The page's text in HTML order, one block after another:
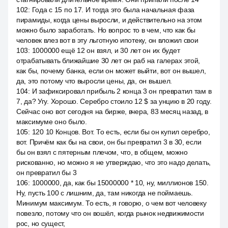
102: Года с 15 по 17. И тогда это была начальная фаза
пирамиды, когда цены выросли, и действительно на этом
можно было заработать. Но вопрос то в чем, что как бы
человек влез вот в эту льготную ипотеку, он вложил свои
103: 1000000 ещё 12 он взял, и 30 лет он их будет
отрабатывать ближайшие 30 лет он раб на галерах этой,
как бы, почему банка, если он может выйти, вот он вышел,
да, это потому что выросли цены, да, он вышел.
104: И зафиксировал прибыль 2 конца 3 он превратил там в
7, да? Угу. Хорошо. Серебро стоило 12 $ за унцию в 20 году.
Сейчас оно вот сегодня на бирже, вчера, 83 месяц назад, в
максимуме оно было.
105: 120 10 Концов. Вот. То есть, если бы он купил серебро,
вот. Причём как бы на свои, он бы превратил 3 в 30, если
бы он взял с пятерным плечом, что, в общем, можно
рискованно, но можно я не утверждаю, что это надо делать,
он превратил бы 3
106: 1000000, да, как бы 15000000 * 10, ну, миллионов 150.
Ну, пусть 100 с лишним, да, там никогда не поймаешь.
Минимум максимум. То есть, я говорю, о чем вот человеку
повезло, потому что он вошёл, когда рынок недвижимости
рос, но сущест,